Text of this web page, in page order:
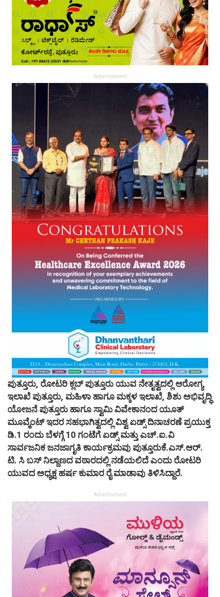
Advertisement
ಪುತ್ತೂರು, ರೋಟರಿ ಕ್ಲಬ್ ಪುತ್ತೂರು ಯುವ ನೇತೃತ್ವದಲ್ಲಿ ಆರೋಗ್ಯ
ಇಲಾಖೆ ಪುತ್ತೂರು, ಮಹಿಳಾ ಹಾಗೂ ಮಕ್ಕಳ ಇಲಾಖೆ, ಶಿಶು ಅಭಿವೃದ್ಧಿ
ಯೋಜನೆ ಪುತ್ತೂರು ಹಾಗೂ ಸ್ವಾಮಿ ವಿವೇಕಾನಂದ ಯೂತ್
ಮೂವ್ಮೆಂಟ್ ಇದರ ಸಹಭಾಗಿತ್ವದಲ್ಲಿ ವಿಶ್ವ ಏಡ್ಸ್ ದಿನಾಚರಣೆ ಪ್ರಯುಕ್ತ
ಡಿ.1 ರಂದು ಬೆಳಗ್ಗೆ 10 ಗಂಟೆಗೆ ಏಡ್ಸ್ ಮತ್ತು ಎಚ್.ಐ.ವಿ
ಸಾರ್ವಜನಿಕ ಜನಜಾಗೃತಿ ಕಾರ್ಯಕ್ರಮವು ಪುತ್ತೂರುಕೆ.ಎಸ್.ಆರ್.
ಟಿ. ಸಿ ಬಸ್ ನಿಲ್ದಾಣದ ವಠಾರದಲ್ಲಿ ನಡೆಯಲಿದೆ ಎಂದು ರೋಟರಿ
ಯುವದ ಅಧ್ಯಕ್ಷ ಹರ್ಷ ಕುಮಾರ ರೈ ಮಾಡಾವು ತಿಳಿಸಿದ್ದಾರೆ.
Advertisement